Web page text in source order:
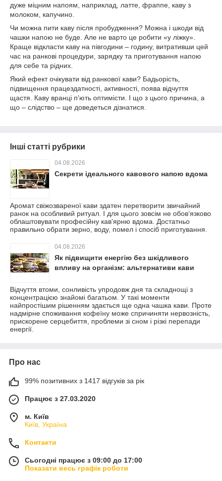
дуже міцним напоям, наприклад, латте, фраппе, каву з
молоком, капучино.
Чи можна пити каву після пробудження? Можна і шкоди від
чашки напою не буде. Але не варто це робити «у ліжку».
Краще відкласти каву на півгодини – годину, витративши цей
час на ранкові процедури, зарядку та приготування напою
для себе та рідних.
Який ефект очікувати від ранкової кави? Бадьорість,
підвищення працездатності, активності, поява відчуття
щастя. Каву вранці п'ють оптимісти. І що з цього причина, а
що – слідство – ще доведеться дізнатися.
Інші статті рубрики
04.08.2026
Секрети ідеального кавового напою вдома
Аромат свіжозвареної кави здатен перетворити звичайний
ранок на особливий ритуал. І для цього зовсім не обов’язково
облаштовувати професійну кав’ярню вдома. Достатньо
правильно обрати зерно, воду, помел і спосіб приготування.
04.08.2026
Як підвищити енергію без шкідливого
впливу на організм: альтернативи кави
Відчуття втоми, сонливість упродовж дня та складнощі з
концентрацією знайомі багатьом. У такі моменти
найпростішим рішенням здається ще одна чашка кави. Проте
надмірне споживання кофеїну може спричиняти нервозність,
прискорене серцебиття, проблеми зі сном і різкі перепади
енергії.
Про нас
99% позитивних з 1417 відгуків за рік
Працює з 27.03.2020
м. Київ
Київ, Україна
Контакти
Сьогодні працює з 09:00 до 17:00
Показати весь графік роботи